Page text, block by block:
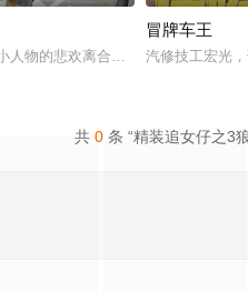
在著名艺术家艾丽卡·特蕾西（奥利
人物的悲欢离合，宣扬了树立正确
冒牌车王
汽修技工宏光
共 0 条 “精装追女仔之3